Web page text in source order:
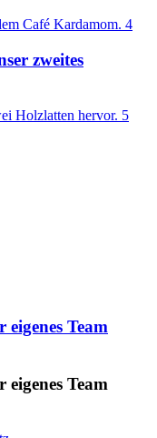
4
zweites
5
Team
Team